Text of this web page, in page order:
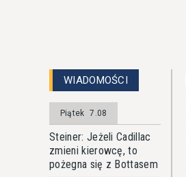
WIADOMOŚCI
Piątek 7.08
Steiner: Jeżeli Cadillac
zmieni kierowcę, to
pożegna się z Bottasem